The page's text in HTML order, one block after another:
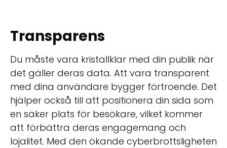
Transparens
Du måste vara kristallklar med din publik när
det gäller deras data. Att vara transparent
med dina användare bygger förtroende. Det
hjälper också till att positionera din sida som
en säker plats för besökare, vilket kommer
att förbättra deras engagemang och
lojalitet. Med den ökande cyberbrottsligheten